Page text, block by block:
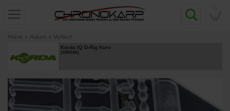
Home » Haken » Vorfach
Korda IQ D-Rig Kurv
[209919A]